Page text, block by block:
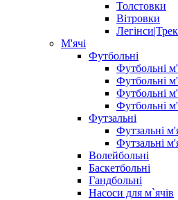
Толстовки
Вітровки
М'ячі
Футбольні
Футбольні
Футбольні
Футбольні
Футбольні
Футзальні
Футзальні
Футзальні
Волейбольні
Баскетбольні
Гандбольні
Насоси для м`ячів